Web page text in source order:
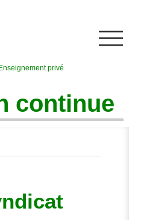
continue